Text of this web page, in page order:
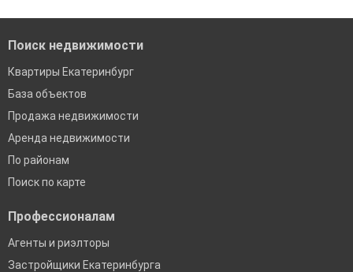
Поиск недвижимости
Квартиры Екатеринбург
База объектов
Продажа недвижимости
Аренда недвижимости
По районам
Поиск по карте
Профессионалам
Агенты и риэлторы
Застройщики Екатеринбурга